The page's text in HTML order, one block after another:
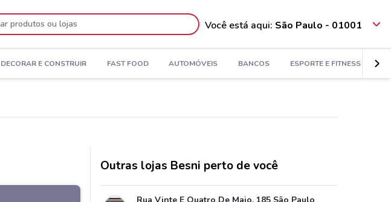
Você está aqui: São Paulo - 01001
DECORAR E CONSTRUIR FAST FOOD AUTOMÓVEIS BANCOS ESPORTE E FITNESS
Outras lojas Besni perto de você